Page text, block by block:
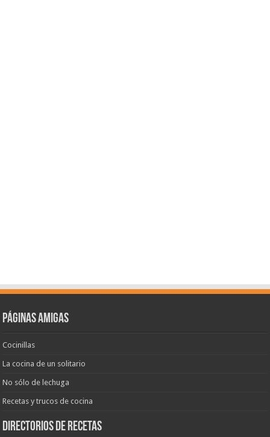
Páginas amigas
Cocinillas
La cocina de un solitario
No sólo de lechuga
Recetas y trucos de cocina
Directorios de recetas